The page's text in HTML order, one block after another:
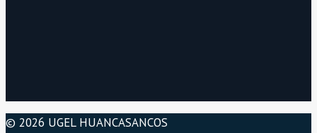
© 2026 UGEL HUANCASANCOS